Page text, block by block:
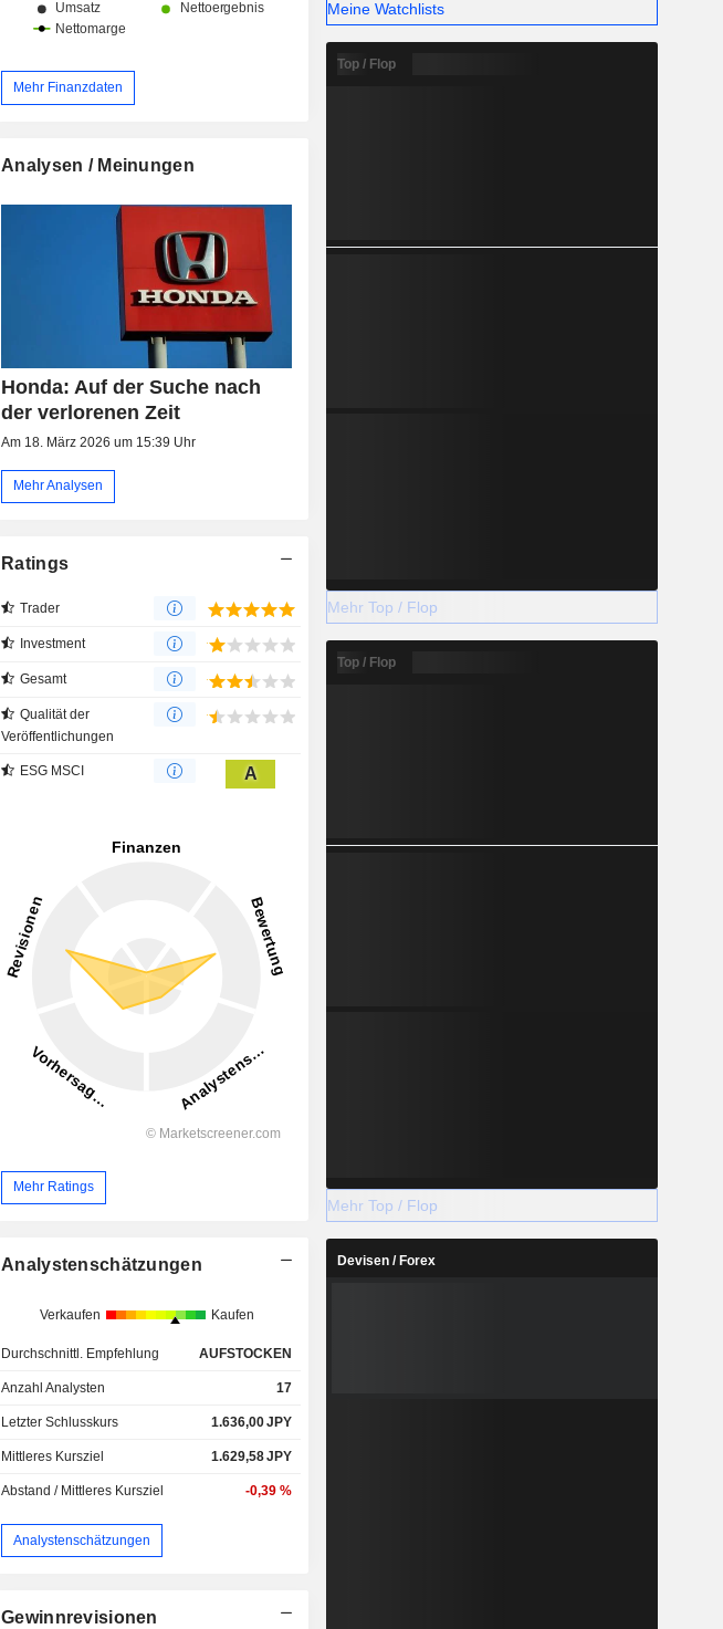
Mehr Finanzdaten
Analysen / Meinungen
Honda: Auf der Suche nach
der verlorenen Zeit
Am 18. März 2026 um 15:39 Uhr
Mehr Analysen
Ratings
Trader
Investment
Gesamt
Qualität der
Veröffentlichungen
ESG MSCI A
Mehr Ratings
Analystenschätzungen
Verkaufen Kaufen
Durchschnittl. Empfehlung AUFSTOCKEN
Anzahl Analysten 17
Letzter Schlusskurs 1.636,00JPY
Mittleres Kursziel 1.629,58JPY
Abstand / Mittleres Kursziel -0,39 %
Analystenschätzungen
Gewinnrevisionen
Meine Watchlists
Top / Flop
Mehr Top / Flop
Top / Flop
Mehr Top / Flop
Devisen / Forex